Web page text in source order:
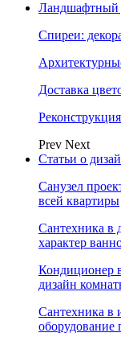
Ландшафтный
Спиреи:
Доставка
Prev Next
Статьи о
Санузел
всей квартиры
Сантехника в
характер
Кондиционер
дизайн
Сантехника в
оборудование